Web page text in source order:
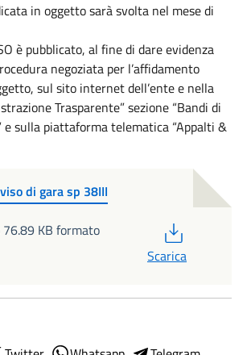
in oggetto sarà svolta nel mese di
è pubblicato, al fine di dare evidenza
negoziata per l’affidamento
sul sito internet dell’ente e nella
Trasparente” sezione “Bandi di
e sulla piattaforma telematica “Appalti &
di gara sp 38III
KB formato
Scarica